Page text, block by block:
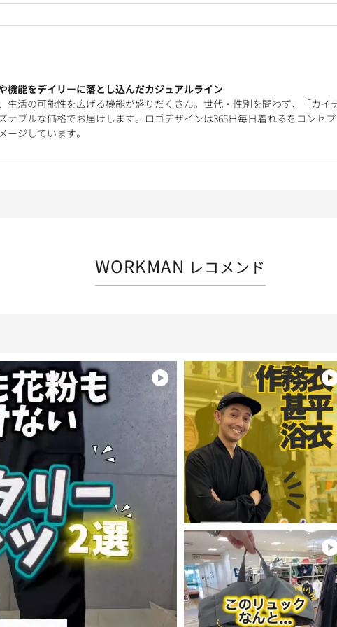
機能をデイリーに落とし込んだカジュアルライン
生活の可能性を広げる機能が盛りだくさん。世代・性別を問わず、「カイ
ナブルな価格でお届けします。ロゴデザインは365日毎日着れるをコンセプ
ージしています。
WORKMAN レコメンド